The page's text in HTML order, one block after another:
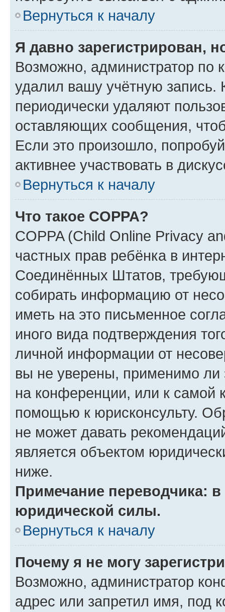
Вернуться к началу
Я давно зарегистрирован,
Возможно, администратор по
удалил вашу учётную запись.
периодически удаляют
оставляющих сообщения,
Если это произошло,
активнее участвовать в
Вернуться к началу
Что такое COPPA?
COPPA (Child Online Privacy
частных прав ребёнка в
Соединённых Штатов,
собирать информацию от
иметь на это письменное
иного вида подтверждения
личной информации от
вы не уверены, применимо ли
на конференции, или к самой
помощью к юрисконсульту.
не может давать
является объектом
ниже.
Примечание переводчика:
юридической силы.
Вернуться к началу
Почему я не могу
Возможно, администратор
адрес или запретил имя, под